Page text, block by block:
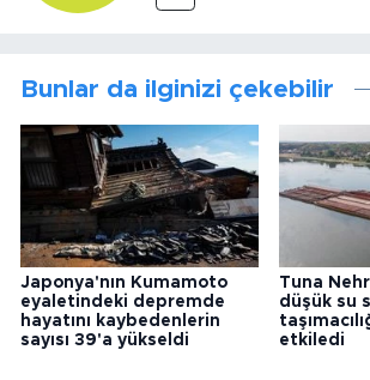
Bunlar da ilginizi çekebilir
Japonya'nın Kumamoto
eyaletindeki depremde
hayatını kaybedenlerin
sayısı 39'a yükseldi
Tuna
düşük su
etkiledi